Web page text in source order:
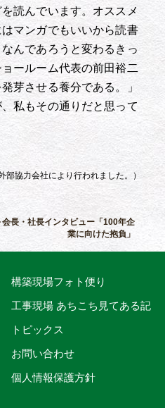
読んでいます。オススメ
マンガでもいいから読書
んであろうと変わるきっ
ールーム代表の前田裕二
芽させる養分である。」
私もその通りだと思って
部協力会社により行われました。）
長・社長インタビュー「100年企
業に向けた抱負」
構築現場フォト便り
工事現場 あちこち見てある記
トピックス
お問い合わせ
個人情報保護方針